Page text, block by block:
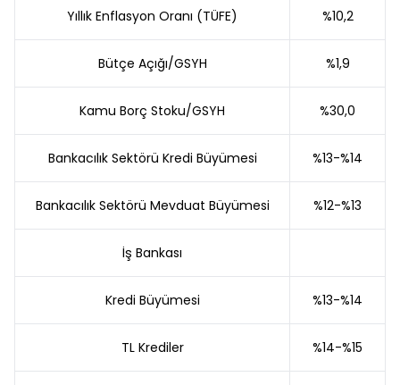
Yıllık Enflasyon Oranı (TÜFE) %10,2
Bütçe Açığı/GSYH %1,9
Kamu Borç Stoku/GSYH %30,0
Bankacılık Sektörü Kredi Büyümesi %13-%14
Bankacılık Sektörü Mevduat Büyümesi %12-%13
İş Bankası
Kredi Büyümesi %13-%14
TL Krediler %14-%15